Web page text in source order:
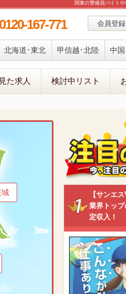
関東の警備員バイト
会員登録
0120-167-771
北海道･東北 甲信越･北陸 中
た求人 検討中リスト
城
【サンエ
業界トッ
定収入！